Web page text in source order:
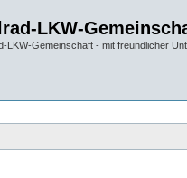
LKW-
LKW-Gemeinschaft - mit freundlicher